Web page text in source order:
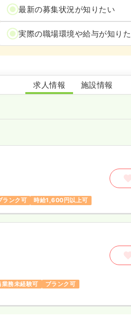
最新の募集状況が知りたい
実際の職場環境や給与が知り
石川外科医院
求人情報 施設情報
ランク可 時給1,600円以上可
業務未経験可
ブランク可